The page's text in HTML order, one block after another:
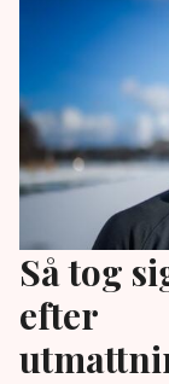
Så tog
efter